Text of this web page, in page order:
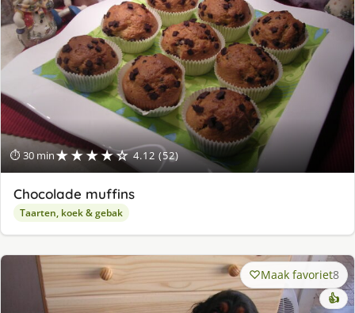
⏱ 30 min★★★★☆ 4.12 (52)
Chocolade muffins
Taarten, koek & gebak
Maak favoriet8
👍